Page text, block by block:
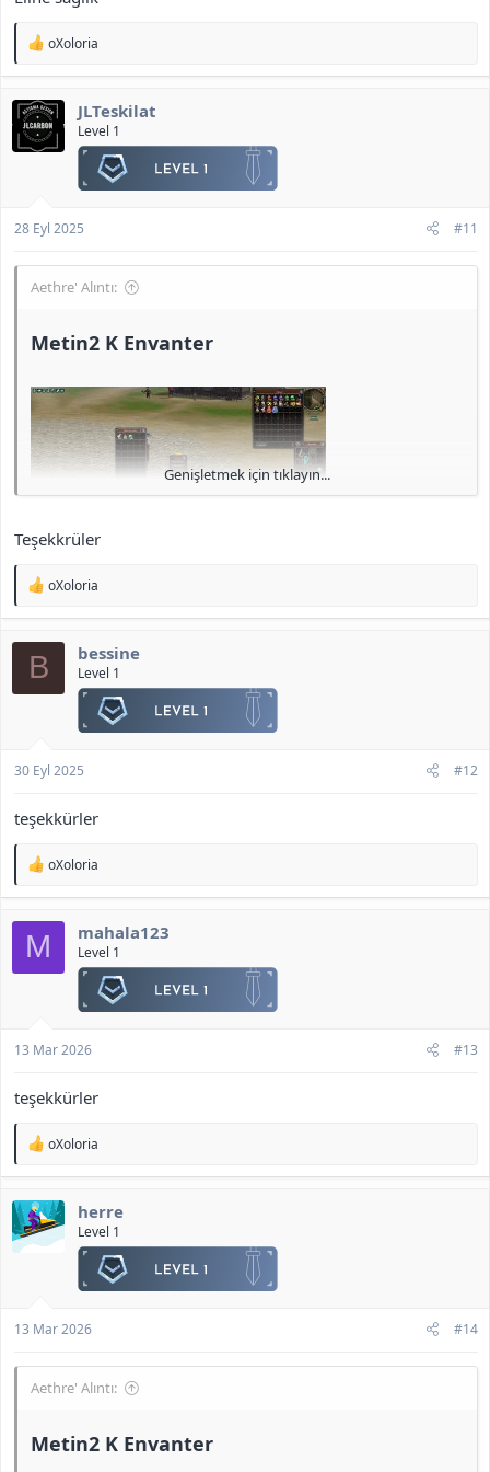
T
p
i
l
e
oXoloria
JLTeskilat
Level 1
28 Eyl 2025 #11
Aethre' Alıntı:
Metin2 K Envanter​
K Envanter Dosyaları:
<b>[Gizli içerik]</b>
Genişletmek için tıklayın...
Teşekkrüler
T
p
l
oXoloria
B bessine
Level 1
30 Eyl 2025 #12
teşekkürler
T
p
i
oXoloria
M mahala123
Level 1
13 Mar 2026 #13
teşekkürler
T
p
i
l
e
oXoloria
herre
Level 1
13 Mar 2026 #14
Aethre' Alıntı:
Metin2 K Envanter​